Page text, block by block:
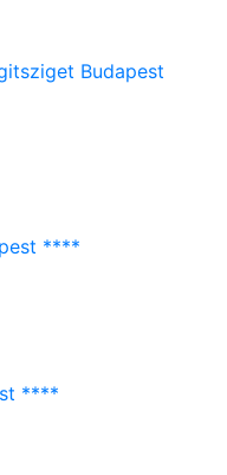
Budapest
****
****